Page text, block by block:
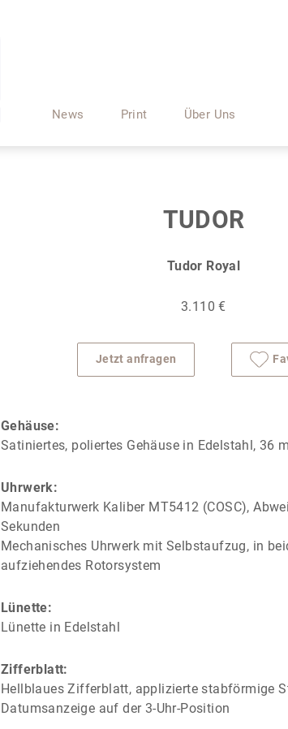
News Print Über Uns
TUDOR
Tudor Royal
3.110 €
Jetzt anfragen
Gehäuse:
Satiniertes, poliertes Gehäuse in Edelstahl, 36
Uhrwerk:
Manufakturwerk Kaliber MT5412 (COSC),
Sekunden
Mechanisches Uhrwerk mit Selbstaufzug, in
aufziehendes Rotorsystem
Lünette:
Lünette in Edelstahl
Zifferblatt:
Hellblaues Zifferblatt, applizierte stabförmige
Datumsanzeige auf der 3‑Uhr‑Position